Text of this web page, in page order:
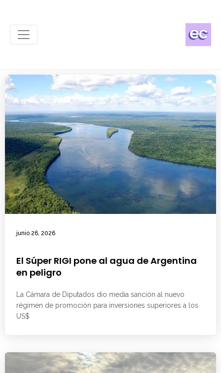
junio 26, 2026
El Súper RIGI pone al agua de Argentina
en peligro
La Cámara de Diputados dio media sanción al nuevo
régimen de promoción para inversiones superiores a los
US$